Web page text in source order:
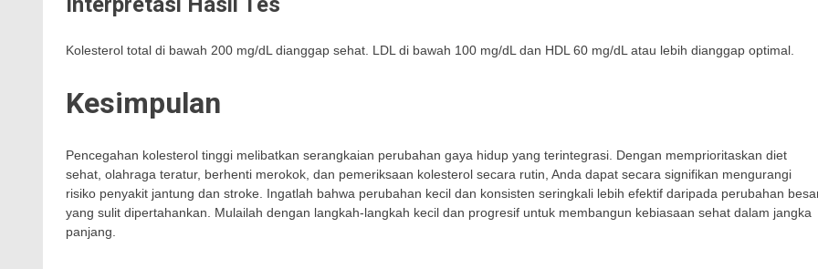
Kolesterol total di bawah 200 mg/dL dianggap sehat. LDL di bawah 100 mg/dL dan HDL 60 mg/dL atau lebih dianggap optimal.
Kesimpulan
Pencegahan kolesterol tinggi melibatkan serangkaian perubahan gaya hidup yang terintegrasi. Dengan memprioritaskan diet
sehat, olahraga teratur, berhenti merokok, dan pemeriksaan kolesterol secara rutin, Anda dapat secara signifikan mengurangi
risiko penyakit jantung dan stroke. Ingatlah bahwa perubahan kecil dan konsisten seringkali lebih efektif daripada perubahan
yang sulit dipertahankan. Mulailah dengan langkah-langkah kecil dan progresif untuk membangun kebiasaan sehat dalam jangka
panjang.